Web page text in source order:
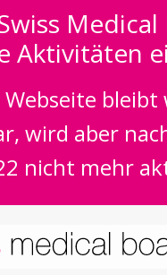
Aktivitäten
Webseite
wird aber
nicht mehr